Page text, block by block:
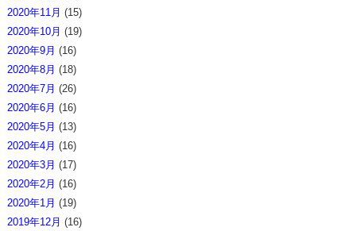
2020年11月 (15)
2020年10月 (19)
2020年9月 (16)
2020年8月 (18)
2020年7月 (26)
2020年6月 (16)
2020年5月 (13)
2020年4月 (16)
2020年3月 (17)
2020年2月 (16)
2020年1月 (19)
2019年12月 (16)